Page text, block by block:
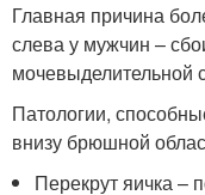
Главная причина
слева у мужчин –
мочевыделительной
Патологии,
внизу брюшной
Перекрут яичка –